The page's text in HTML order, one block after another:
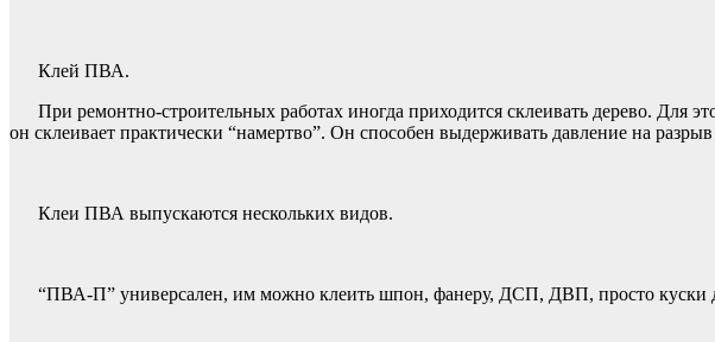
Клей ПВА.
При ремонтно-строительных работах иногда приходится склеивать дерево.
он склеивает практически “намертво”. Он способен выдерживать давление на
Клеи ПВА выпускаются нескольких видов.
“ПВА-П” универсален, им можно клеить шпон, фанеру, ДСП, ДВП, просто куски